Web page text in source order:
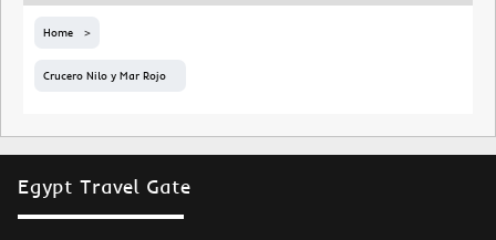
Home
Crucero Nilo y Mar Rojo
Egypt Travel Gate